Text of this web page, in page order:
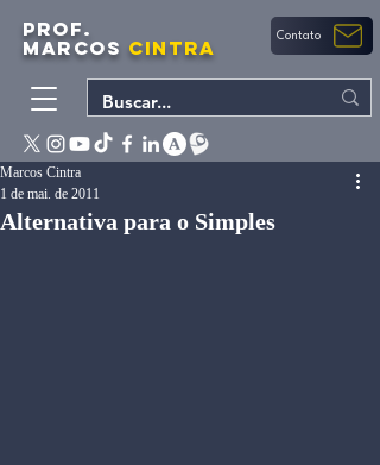
PROF.
MARCOS CINTRA Contato
Alternativa para o Simples
Marcos Cintra
1 de mai. de 2011